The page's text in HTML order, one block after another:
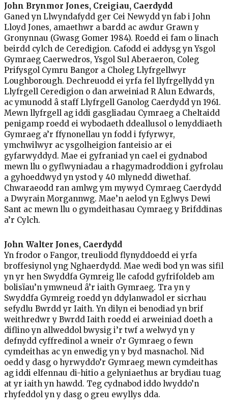
John Brynmor Jones, Creigiau, Caerdydd
Ganed yn Llwyndafydd ger Cei Newydd yn fab i John
Lloyd Jones, amaethwr a bardd ac awdur Grawn y
Gronynnau (Gwasg Gomer 1984). Roedd ei fam o linach
beirdd cylch de Ceredigion. Cafodd ei addysg yn Ysgol
Gymraeg Caerwedros, Ysgol Sul Aberaeron, Coleg
Prifysgol Cymru Bangor a Choleg Llyfrgellwyr
Loughborough. Dechreuodd ei yrfa fel llyfrgellydd yn
Llyfrgell Ceredigion o dan arweiniad R Alun Edwards,
ac ymunodd â staff Llyfrgell Ganolog Caerdydd yn 1961.
Mewn llyfrgell ag iddi gasgliadau Cymraeg a Cheltaidd
penigamp roedd ei wybodaeth ddeallusol o lenyddiaeth
Gymraeg a’r ffynonellau yn fodd i fyfyrwyr,
ymchwilwyr ac ysgolheigion fanteisio ar ei
gyfarwyddyd. Mae ei gyfraniad yn cael ei gydnabod
mewn llu o gyflwyniadau a rhagymadroddion i gyfrolau
a gyhoeddwyd yn ystod y 40 mlynedd diwethaf.
Chwaraeodd ran amlwg ym mywyd Cymraeg Caerdydd
a Dwyrain Morgannwg. Mae’n aelod yn Eglwys Dewi
Sant ac mewn llu o gymdeithasau Cymraeg y Brifddinas
a’r Cylch.
John Walter Jones, Caerdydd
Yn frodor o Fangor, treuliodd flynyddoedd ei yrfa
broffesiynol yng Nghaerdydd. Mae wedi bod yn was sifil
yn yr hen Swyddfa Gymreig lle cafodd gyfrifoldeb am
bolisïau’n ymwneud â’r iaith Gymraeg. Tra yn y
Swyddfa Gymreig roedd yn ddylanwadol er sicrhau
sefydlu Bwrdd yr Iaith. Yn dilyn ei benodiad yn brif
weithredwr y Bwrdd Iaith roedd ei arweiniad doeth a
diflino yn allweddol bwysig i’r twf a welwyd yn y
defnydd cyffredinol a wneir o’r Gymraeg o fewn
cymdeithas ac yn enwedig yn y byd masnachol. Nid
oedd y dasg o hyrwyddo’r Gymraeg mewn cymdeithas
ag iddi elfennau di-hitio a gelyniaethus ar brydiau tuag
at yr iaith yn hawdd. Teg cydnabod iddo lwyddo’n
rhyfeddol yn y dasg o greu ewyllys dda.